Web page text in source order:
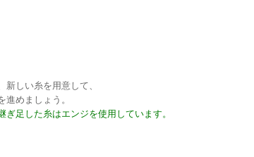
しい糸を用意して、
めましょう。
足した糸はエンジを使用しています。